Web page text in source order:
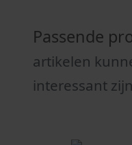
Passende
artikelen
interessant